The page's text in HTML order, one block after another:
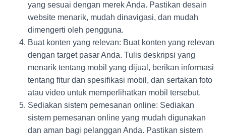
yang sesuai dengan merek Anda. Pastikan desain
website menarik, mudah dinavigasi, dan mudah
dimengerti oleh pengguna.
Buat konten yang relevan: Buat konten yang relevan
dengan target pasar Anda. Tulis deskripsi yang
menarik tentang mobil yang dijual, berikan informasi
tentang fitur dan spesifikasi mobil, dan sertakan foto
atau video untuk memperlihatkan mobil tersebut.
Sediakan sistem pemesanan online: Sediakan
sistem pemesanan online yang mudah digunakan
dan aman bagi pelanggan Anda. Pastikan sistem